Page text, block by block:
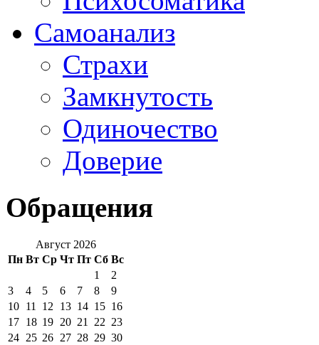
Самоанализ
Страхи
Замкнутость
Одиночество
Доверие
Обращения
Август 2026
Пн Вт Ср Чт Пт Сб Вс
1
2
3
4 5 6 7 8
9
10 11 12 13 14 15 16
17 18 19 20 21 22 23
24 25 26 27 28 29 30